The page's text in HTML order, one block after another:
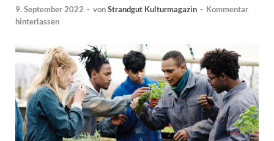
9. September 2022 - vonStrandgut Kulturmagazin - Kommentar
hinterlassen